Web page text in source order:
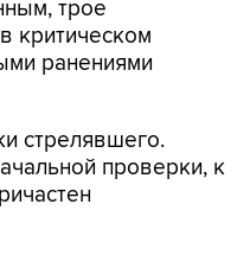
трое
критическом
ранениями
стрелявшего.
проверки, к